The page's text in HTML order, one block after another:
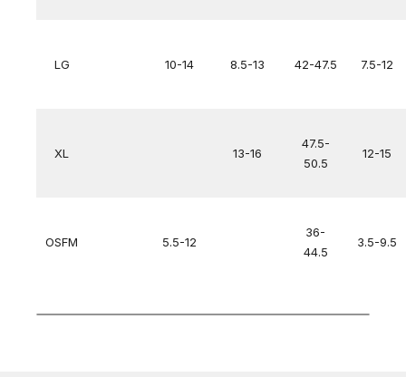
LG 10-14 8.5-13 42-47.5 7.5-12
XL 13-16
47.5-
50.5
12-15
OSFM 5.5-12
36-
44.5
3.5-9.5